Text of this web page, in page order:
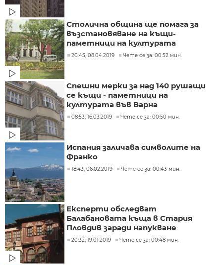
Столична община ще помага за
възстановяване на къщи-
паметници на културата
20:45, 08.04.2019 Чете се за: 00:52 мин.
Спешни мерки за над 140 рушащи
се къщи - паметници на
културата във Варна
08:53, 16.03.2019 Чете се за: 00:50 мин.
Испания заличава символите на
Франко
18:43, 06.02.2019 Чете се за: 00:43 мин.
Експерти обследват
Балабановата къща в Стария
Пловдив заради напукване
20:32, 19.01.2019 Чете се за: 00:48 мин.